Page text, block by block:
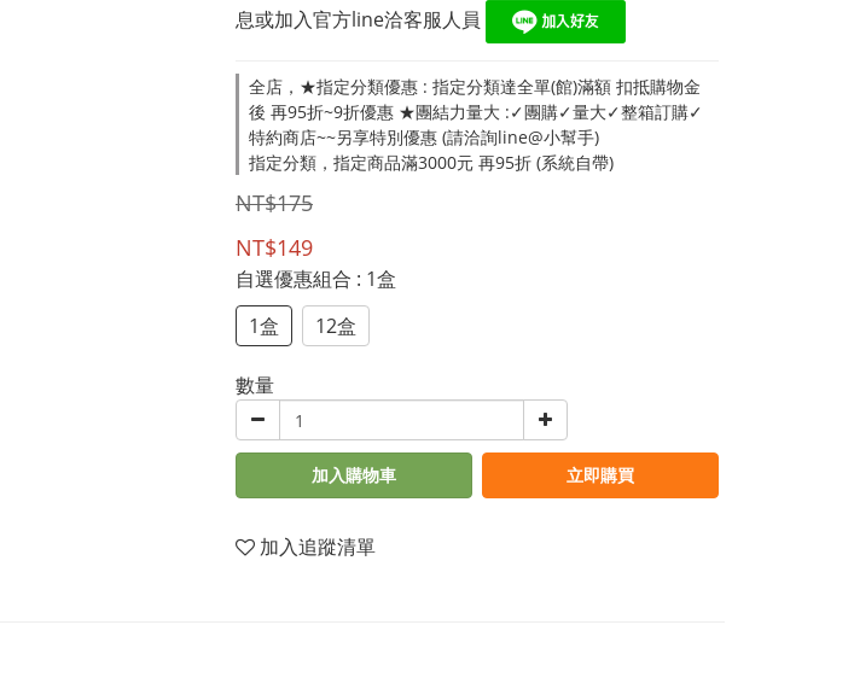
息或加入官方line洽客服人員
全店，★指定分類優惠 : 指定分類達全單(館)滿額 扣抵購物金
後 再95折~9折優惠 ★團結力量大 :✓團購✓量大✓整箱訂購✓
特約商店~~另享特別優惠 (請洽詢line@小幫手)
指定分類，指定商品滿3000元 再95折 (系統自帶)
NT$175
NT$149
自選優惠組合 : 1盒
1盒
12盒
數量
加入購物車 立即購買
加入追蹤清單